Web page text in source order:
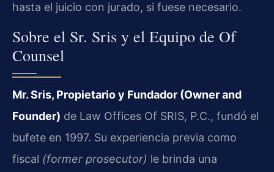
hasta el juicio con jurado, si fuese necesario.
Sobre el Sr. Sris y el Equipo de Of
Counsel
Mr. Sris, Propietario y Fundador (Owner and
Founder) de Law Offices Of SRIS, P.C., fundó el
bufete en 1997. Su experiencia previa como
fiscal (former prosecutor) le brinda una